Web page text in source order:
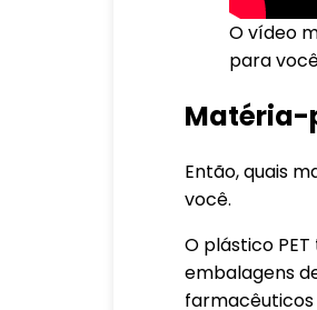
O vídeo
para
Matéria-
Então, quais
você.
O plástico
embalagens